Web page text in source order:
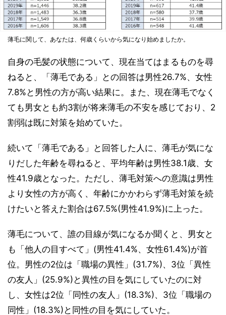
薄毛に関して、あなたは、何歳くらいから気になり始めましたか。
自身の毛髪の状態について、現在当てはまるものを尋
ねると、「薄毛である」との回答は男性26.7%、女性
7.8%と男性の方が高い結果に。また、現在薄毛でなく
ても男女とも約3割が将来薄毛の不安を感じており、2
割弱は既に対策を始めていた。
続いて「薄毛である」と回答した人に、薄毛が気にな
りだした年齢を尋ねると、平均年齢は男性38.1歳、女
性41.9歳となった。ただし、薄毛対策への意識は男性
より女性の方が高く、年齢にかかわらず薄毛対策を続
けたいと答えた割合は67.5%(男性41.9%)に上った。
薄毛について、誰の目線が気になるか聞くと、男女と
も「他人の目すべて」(男性41.4%、女性61.4%)が首
位。男性の2位は「職場の異性」(31.7%)、3位「異性
の友人」(25.9%)と異性の目を気にしていたのに対
し、女性は2位「同性の友人」(18.3%)、3位「職場の
同性」(18.3%)と同性の目を気にしていた。